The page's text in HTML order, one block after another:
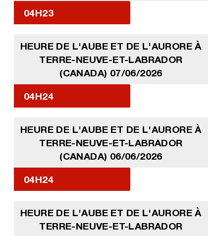
04H23
HEURE DE L'AUBE ET DE L'AURORE À
TERRE-NEUVE-ET-LABRADOR
(CANADA) 07/06/2026
04H24
HEURE DE L'AUBE ET DE L'AURORE À
TERRE-NEUVE-ET-LABRADOR
(CANADA) 06/06/2026
04H24
HEURE DE L'AUBE ET DE L'AURORE À
TERRE-NEUVE-ET-LABRADOR